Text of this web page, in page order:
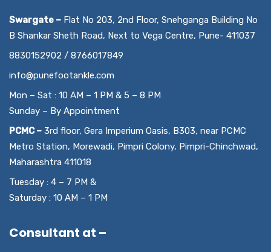
Swargate – Flat No 203, 2nd Floor, Snehganga Building No
B Shankar Sheth Road, Next to Vega Centre, Pune- 411037
8830152902 / 8766017849
info@punefootankle.com
Mon – Sat : 10 AM – 1 PM & 5 – 8 PM
Sunday – By Appointment
PCMC – 3rd floor, Gera Imperium Oasis, B303, near PCMC
Metro Station, Morewadi, Pimpri Colony, Pimpri-Chinchwad,
Maharashtra 411018
Tuesday : 4 – 7 PM &
Saturday : 10 AM – 1 PM
Consultant at –